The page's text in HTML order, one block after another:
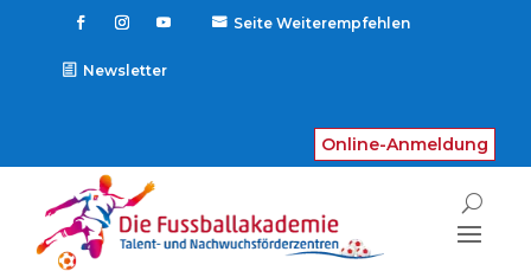
Seite Weiterempfehlen
Newsletter
Online-Anmeldung